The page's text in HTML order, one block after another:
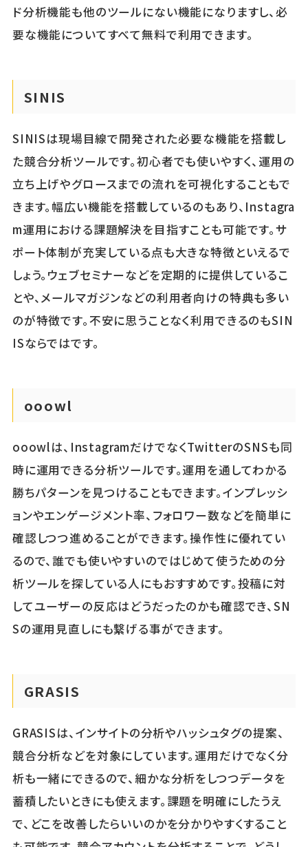
ド分析機能も他のツールにない機能になりますし、必
要な機能についてすべて無料で利用できます。
SINIS
SINISは現場目線で開発された必要な機能を搭載し
た競合分析ツールです。初心者でも使いやすく、運用の
立ち上げやグロースまでの流れを可視化することもで
きます。幅広い機能を搭載しているのもあり、Instagra
m運用における課題解決を目指すことも可能です。サ
ポート体制が充実している点も大きな特徴といえるで
しょう。ウェブセミナーなどを定期的に提供しているこ
とや、メールマガジンなどの利用者向けの特典も多い
のが特徴です。不安に思うことなく利用できるのもSIN
ISならではです。
ooowl
ooowlは、InstagramだけでなくTwitterのSNSも同
時に運用できる分析ツールです。運用を通してわかる
勝ちパターンを見つけることもできます。インプレッシ
ョンやエンゲージメント率、フォロワー数などを簡単に
確認しつつ進めることができます。操作性に優れてい
るので、誰でも使いやすいのではじめて使うための分
析ツールを探している人にもおすすめです。投稿に対
してユーザーの反応はどうだったのかも確認でき、SN
Sの運用見直しにも繋げる事ができます。
GRASIS
GRASISは、インサイトの分析やハッシュタグの提案、
競合分析などを対象にしています。運用だけでなく分
析も一緒にできるので、細かな分析をしつつデータを
蓄積したいときにも使えます。課題を明確にしたうえ
で、どこを改善したらいいのかを分かりやすくすること